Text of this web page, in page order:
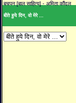
बचपन [बाल साहित्य] - अमिता कौंदल
बीते हुये दिन, वो मेरे ...